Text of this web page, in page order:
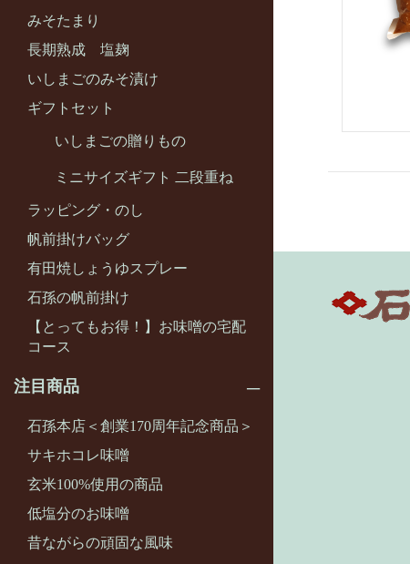
みそたまり
長期熟成 塩麹
いしまごのみそ漬け
ギフトセット
いしまごの贈りもの
ミニサイズギフト 二段重ね
ラッピング・のし
帆前掛けバッグ
有田焼しょうゆスプレー
石孫の帆前掛け
【とってもお得！】お味噌の宅配
コース
注目商品
石孫本店＜創業170周年記念商品＞
サキホコレ味噌
玄米100%使用の商品
低塩分のお味噌
昔ながらの頑固な風味